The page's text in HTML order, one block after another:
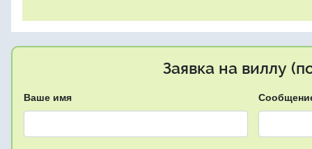
Заявка на виллу
Ваше имя